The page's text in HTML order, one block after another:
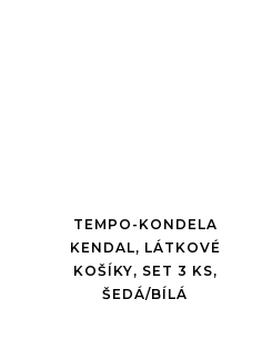
TEMPO-KONDELA
KENDAL, LÁTKOVÉ
KOŠÍKY, SET 3 KS,
ŠEDÁ/BÍLÁ